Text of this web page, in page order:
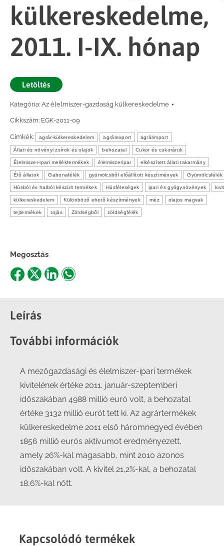
külkereskedelme,
2011. I-IX. hónap
Letöltés
Kategória: Az élelmiszer-gazdaság külkereskedelme
Cikkszám: EGK-2011-09
Címkék: agrár-külkereskedelem agrárexport agrárimport
Állati és növényi zsírok és olajok behozatal Cukor és cukoráruk
Élelmiszer-ipari melléktermékek élelmiszeripar elkészített állati takarmány
Élő állatok Gabonafélék gyümölcsből előállított készítmények Gyümölcsfélék
Húsból és halból készült termékek Húsféleségek ipari és gyógynövények
külkereskedelem Különböző ehető készítmények méz olajos magvak
tejtermékek tojás Zöldségből zöldségfélék
Megosztás
Share
Facebook
Share
X
ShareShare
Leírás
További információk
A mezőgazdasági és élelmiszer-ipari termékek
kivitelének értéke 2011. január-szeptemberi
időszakában 4988 millió euró volt, a behozatal
értéke 3132 millió eurót tett ki. Az agrártermékek
külkereskedelme 2011 első háromnegyed évében
1856 millió eurós aktívumot eredményezett,
amely 26%-kal magasabb, mint 2010 azonos
időszakában volt. A kivitel 21,2%-kal, a behozatal
18,6%-kal nőtt.
Kapcsolódó termékek